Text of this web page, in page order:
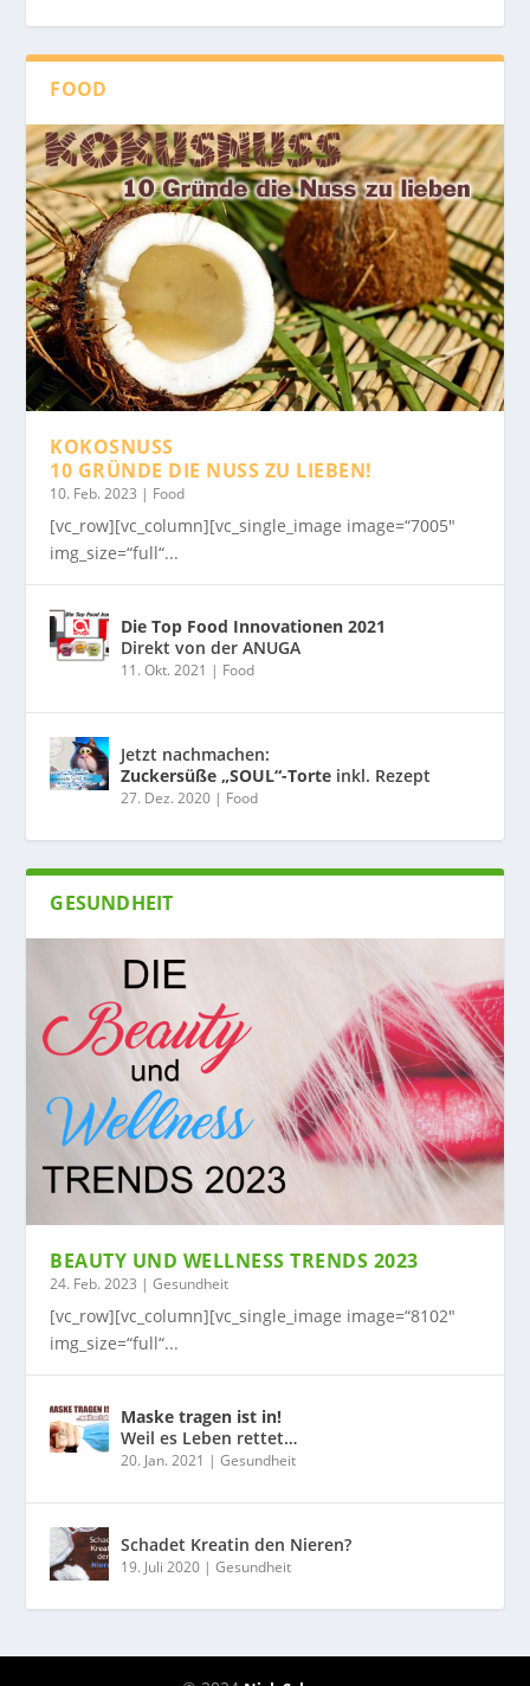
FOOD
KOKOSNUSS
10 GRÜNDE DIE NUSS ZU LIEBEN!
10. Feb. 2023 | Food
[vc_row][vc_column][vc_single_image image=“7005″
img_size=“full“...
Die Top Food Innovationen 2021
Direkt von der ANUGA
11. Okt. 2021 | Food
Jetzt nachmachen:
Zuckersüße „SOUL“-Torte inkl. Rezept
27. Dez. 2020 | Food
GESUNDHEIT
BEAUTY UND WELLNESS TRENDS 2023
24. Feb. 2023 |Gesundheit
[vc_row][vc_column][vc_single_image image=“8102″
img_size=“full“...
Maske tragen ist in!
Weil es Leben rettet…
20. Jan. 2021 |Gesundheit
Schadet Kreatin den Nieren?
19. Juli 2020 |Gesundheit